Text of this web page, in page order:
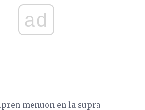
ad
menuon en la supra